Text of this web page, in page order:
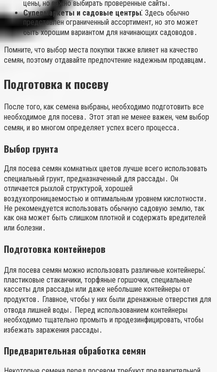
цены, но важно выбирать проверенные сайты․
Супермаркеты и садовые центры⁚ Здесь обычно
представлен ограниченный ассортимент, но это может
быть хорошим вариантом для начинающих садоводов․
Помните, что выбор места покупки также влияет на качество
семян, поэтому отдавайте предпочтение надежным продавцам․
Подготовка к посеву
После того, как семена выбраны, необходимо подготовить все
необходимое для посева․ Этот этап не менее важен, чем выбор
семян, и во многом определяет успех всего процесса․
Выбор грунта
Для посева семян комнатных цветов лучше всего использовать
специальный грунт, предназначенный для рассады․ Он
отличается рыхлой структурой, хорошей
воздухопроницаемостью и оптимальным уровнем кислотности․
Не рекомендуется использовать обычную садовую землю, так
как она может быть слишком плотной и содержать вредителей
или болезни․
Подготовка контейнеров
Для посева семян можно использовать различные контейнеры⁚
пластиковые стаканчики, торфяные горшочки, специальные
кассеты для рассады или даже небольшие контейнеры от
продуктов․ Главное, чтобы у них были дренажные отверстия для
отвода лишней воды․ Перед использованием контейнеры
необходимо тщательно промыть и продезинфицировать, чтобы
избежать заражения рассады․
Предварительная обработка семян